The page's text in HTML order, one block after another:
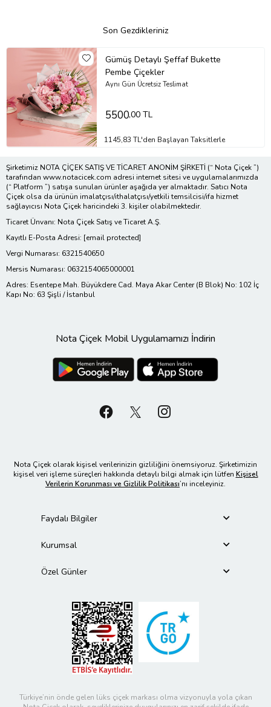
Son Gezdikleriniz
Gümüş Detaylı Şeffaf Bukette
Pembe Çiçekler
Aynı Gün Ücretsiz Teslimat
5500,00 TL
1145,83 TL'den Başlayan Taksitlerle
Şirketimiz NOTA ÇİÇEK SATIŞ VE TİCARET ANONİM ŞİRKETİ (“ Nota Çiçek ”)
tarafından www.notacicek.com adresi internet sitesi ve uygulamalarımızda
(“ Platform ”) satışa sunulan ürünler aşağıda yer almaktadır. Satıcı Nota
Çiçek olsa da ürünün imalatçısı/ithalatçısı/yetkili temsilcisi/ifa hizmet
sağlayıcısı Nota Çiçek haricindeki 3. kişiler olabilmektedir.
Ticaret Ünvanı: Nota Çiçek Satış ve Ticaret A.Ş.
Kayıtlı E-Posta Adresi: [email protected]
Vergi Numarası: 6321540650
Mersis Numarası: 0632154065000001
Adres: Esentepe Mah. Büyükdere Cad. Maya Akar Center (B Blok) No: 102 İç
Kapı No: 63 Şişli / İstanbul
Nota Çiçek Mobil Uygulamamızı İndirin
Nota Çiçek olarak kişisel verilerinizin gizliliğini önemsiyoruz. Şirketimizin
kişisel veri işleme süreçleri hakkında detaylı bilgi almak için lütfen Kişisel
Verilerin Korunması ve Gizlilik Politikası’nı inceleyiniz.
Faydalı Bilgiler
Kurumsal
Özel Günler
Türkiye’nin önde gelen lüks çiçek markası olma vizyonuyla yola çıkan